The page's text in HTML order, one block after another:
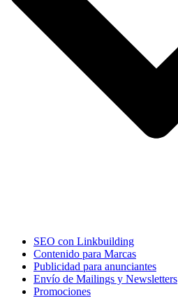
SEO con Linkbuilding
Contenido para Marcas
Publicidad para anunciantes
Envío de Mailings y Newsletters
Promociones